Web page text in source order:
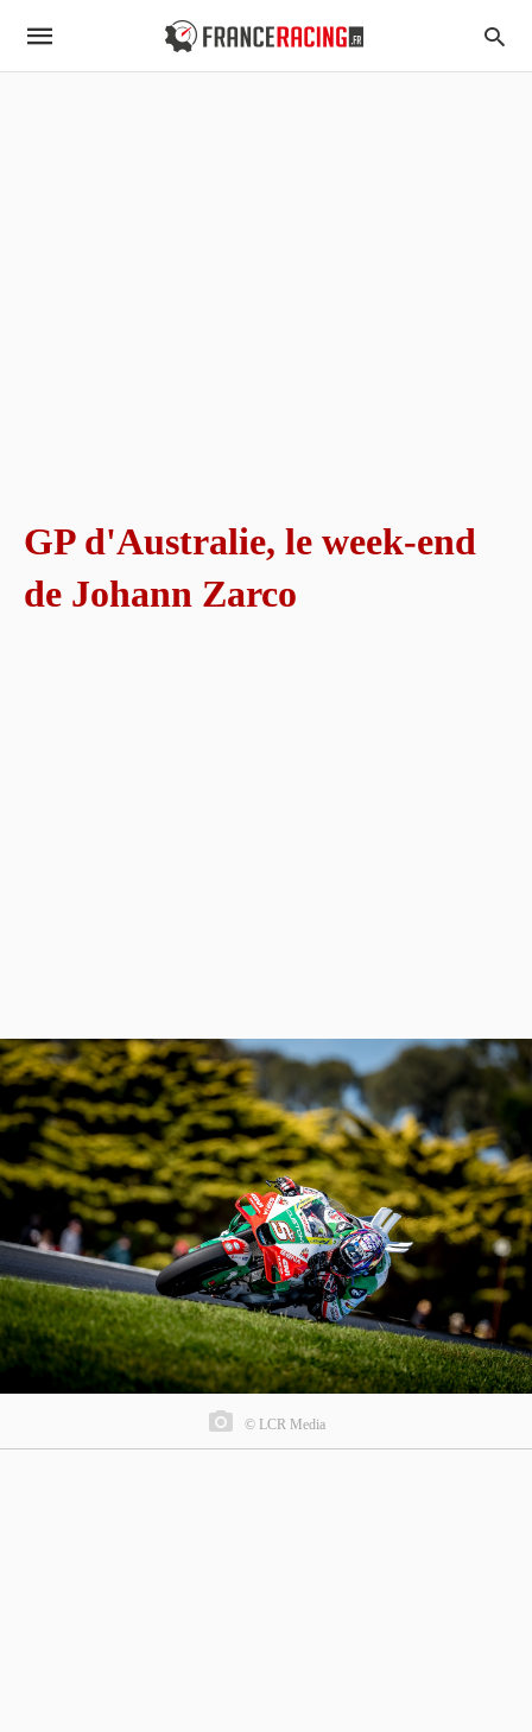
GP d'Australie, le week-end
de Johann Zarco
© LCR Media